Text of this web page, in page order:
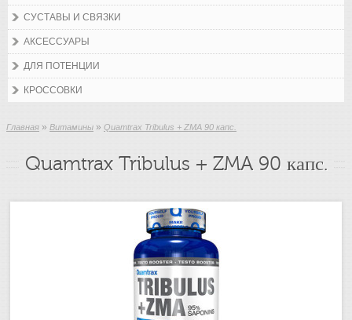
СУСТАВЫ И СВЯЗКИ
АКСЕССУАРЫ
ДЛЯ ПОТЕНЦИИ
КРОССОВКИ
Главная » Витамины » Quamtrax Tribulus + ZMA 90 капс.
Quamtrax Tribulus + ZMA 90 капс.